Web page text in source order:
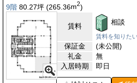
9階 80.27坪 (265.36m2)
賃料 相談
賃料を知りた
保証金
(未公開)
礼金
無
入居時期
即日